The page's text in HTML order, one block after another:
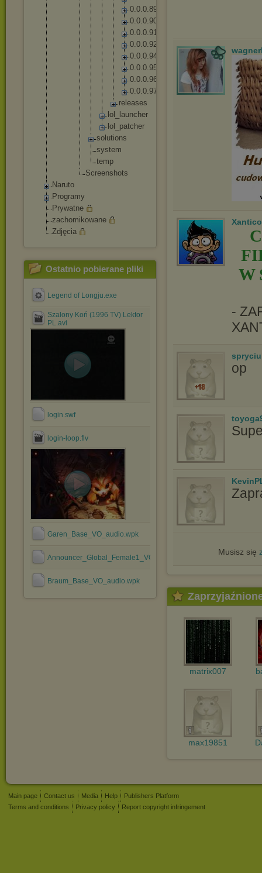
0.0.0.89
0.0.0.90
0.0.0.91
0.0.0.92
0.0.0.94
0.0.0.95
0.0.0.96
0.0.0.97
re eases
lo
launcher
lo
patc her
solutions
system
temp
Screenshots
Naruto
Programy
Prywatne
zachomikowane
Zdjęcia
Ostatnio pobierane pliki
Legend of Longju.exe
Szalony Koń (1996 TV) Lektor
PL.avi
login.swf
login-loop.flv
Garen_Base_VO_audio.wpk
Announcer_Global_Female1_VO_audio.wpk
Braum_Base_VO_audio.wpk
Xantico
W
-
op
Musisz się
matrix007
max19851
Main page Contact us Media Help
Publishers Platform
Terms and conditions
Privacy policy Report copyright infringement